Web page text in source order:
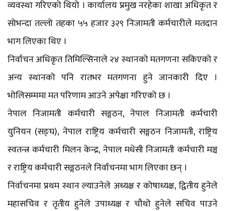
व्यवस्था गरिएको थियो । कार्यालय प्रमुख नरहेका शाखा अधिकृत र
सोभन्दा तल्लो तहका ५५ हजार ३२९ निजामती कर्मचारीले मतदान
भाग लिएका थिए ।
निर्वाचन अधिकृत तिमिल्सिनाले २४ स्थानको मतगणना सकिएको र
अन्य स्थानको पनि रातभर मतगणना हुने जानकारी दिए ।
भोलिसम्ममा मत परिणाम आउने अपेक्षा गरिएको छ ।
नेपाल निजामती कर्मचारी सङ्गठन, नेपाल निजामती कर्मचारी
युनियन (सङ्घ), नेपाल राष्ट्रिय कर्मचारी सङ्गठन निजामती, राष्ट्रिय
स्वतन्त्र कर्मचारी मिलन केन्द्र, नेपाल मधेसी निजामती कर्मचारी मञ्च
र राष्ट्रिय कर्मचारी सङ्गठनले निर्वाचनमा भाग लिएका छन् ।
निर्वाचनमा प्रथम स्थान ल्याउनेले अध्यक्ष र कोषाध्यक्ष, द्वितीय हुनेले
महासचिव र तृतीय हुनेले उपाध्यक्ष र चौथो हुनेले सचिव पाउने